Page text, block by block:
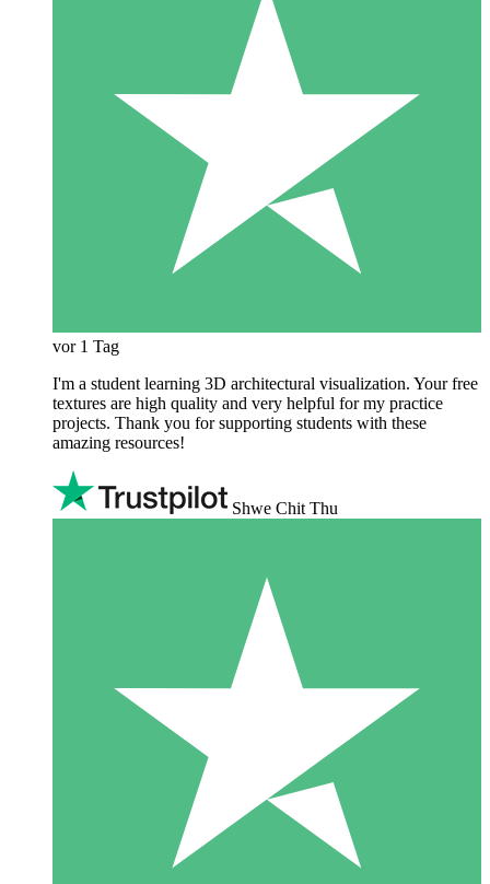
vor 1 Tag
I'm a student learning 3D architectural visualization. Your free
textures are high quality and very helpful for my practice
projects. Thank you for supporting students with these
amazing resources!
Shwe Chit Thu